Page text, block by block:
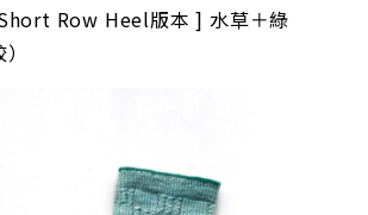
Row Heel版本 ] 水草＋綠